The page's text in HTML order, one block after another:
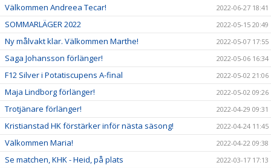
Välkommen Andreea Tecar! 2022-06-27 18:41
SOMMARLÄGER 2022 2022-05-15 20:49
Ny målvakt klar. Välkommen Marthe! 2022-05-07 17:55
Saga Johansson förlänger! 2022-05-06 16:34
F12 Silver i Potatiscupens A-final 2022-05-02 21:06
Maja Lindborg förlänger! 2022-05-02 09:26
Trotjänare förlänger! 2022-04-29 09:31
Kristianstad HK förstärker inför nästa säsong! 2022-04-24 11:45
Välkommen Maria! 2022-04-22 09:38
Se matchen, KHK - Heid, på plats 2022-03-17 17:13